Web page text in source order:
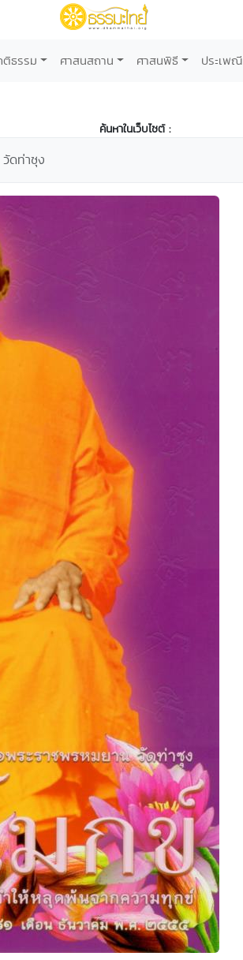
ติธรรม ศาสนสถาน ศาสนพิธี ประเพณี
ค้นหาในเว็บไซต์ :
ดท่าซุง